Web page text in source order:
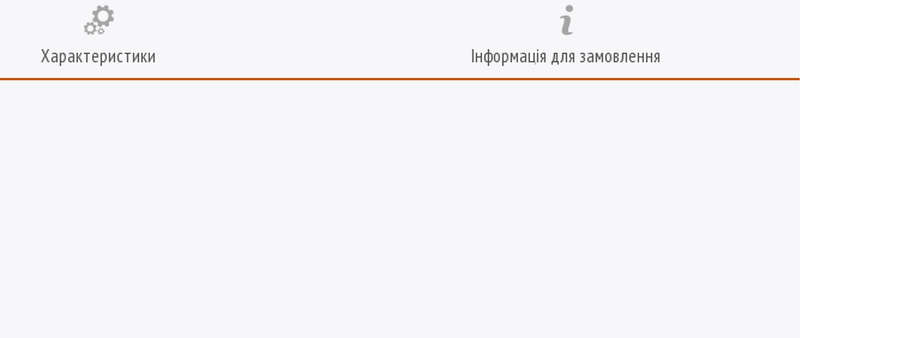
Характеристики Інформація для замовлення